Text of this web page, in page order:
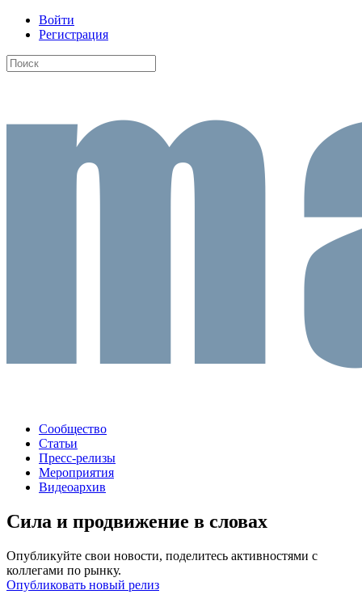
Войти
Регистрация
Сообщество
Статьи
Пресс-релизы
Мероприятия
Видеоархив
Сила и продвижение в словах
Опубликуйте свои новости, поделитесь активностями с
коллегами по рынку.
Опубликовать новый релиз